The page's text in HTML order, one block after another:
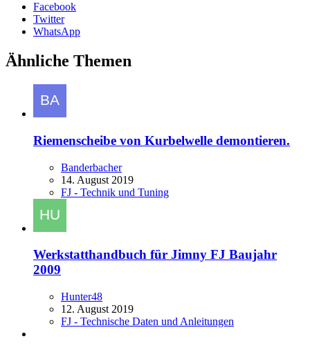
Facebook
Twitter
WhatsApp
Ähnliche Themen
Riemenscheibe von Kurbelwelle demontieren.
Banderbacher
14. August 2019
FJ - Technik und Tuning
Werkstatthandbuch für Jimny FJ Baujahr
2009
Hunter48
12. August 2019
FJ - Technische Daten und Anleitungen